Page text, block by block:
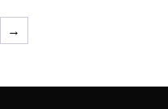
→